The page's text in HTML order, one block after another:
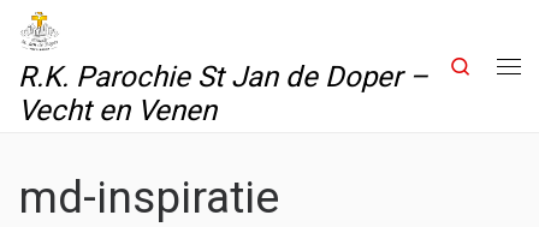
Skip to content
R.K. Parochie St Jan de Doper –
Vecht en Venen
Search
md-inspiratie